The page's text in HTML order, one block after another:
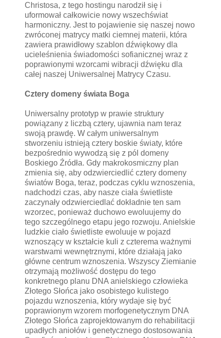
Christosa, z tego hostingu narodził się i
uformował całkowicie nowy wszechświat
harmoniczny. Jest to pojawienie się naszej nowo
zwróconej matrycy matki ciemnej materii, która
zawiera prawidłowy szablon dźwiękowy dla
ucieleśnienia świadomości sofianicznej wraz z
poprawionymi wzorcami wibracji dźwięku dla
całej naszej Uniwersalnej Matrycy Czasu.
Cztery domeny świata Boga
Uniwersalny prototyp w prawie struktury
powiązany z liczbą cztery, ujawnia nam teraz
swoją prawdę. W całym uniwersalnym
stworzeniu istnieją cztery boskie światy, które
bezpośrednio wywodzą się z pól domeny
Boskiego Źródła. Gdy makrokosmiczny plan
zmienia się, aby odzwierciedlić cztery domeny
światów Boga, teraz, podczas cyklu wznoszenia,
nadchodzi czas, aby nasze ciała świetliste
zaczynały odzwierciedlać dokładnie ten sam
wzorzec, ponieważ duchowo ewoluujemy do
tego szczególnego etapu jego rozwoju. Anielskie
ludzkie ciało świetliste ewoluuje w pojazd
wznoszący w kształcie kuli z czterema ważnymi
warstwami wewnętrznymi, które działają jako
główne centrum wznoszenia. Wszyscy Ziemianie
otrzymają możliwość dostępu do tego
konkretnego planu DNA anielskiego człowieka
Złotego Słońca jako osobistego kulistego
pojazdu wznoszenia, który wydaje się być
poprawionym wzorem morfogenetycznym DNA
Złotego Słońca zaprojektowanym do rehabilitacji
upadłych aniołów i genetycznego dostosowania